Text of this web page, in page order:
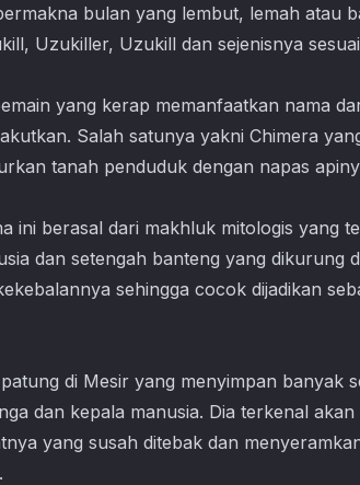
bulan yang lembut, lemah atau
Uzukiller, Uzukill dan sejenisnya
yang kerap memanfaatkan nama
Salah satunya yakni Chimera
tanah penduduk dengan napas
ini berasal dari makhluk mitologis yang
dan setengah banteng yang dikurung
sehingga cocok dijadikan
di Mesir yang menyimpan banyak
dan kepala manusia. Dia terkenal
yang susah ditebak dan